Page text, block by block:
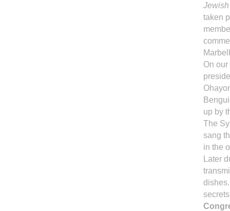
taken
On
up by
The
sang
in the
Later